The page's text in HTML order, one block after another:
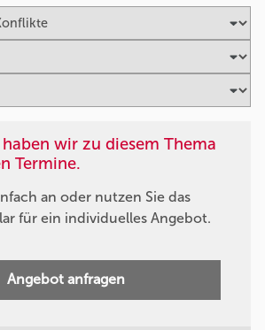
wir zu diesem Thema
Termine.
an oder nutzen Sie das
für ein individuelles Angebot.
Angebot anfragen